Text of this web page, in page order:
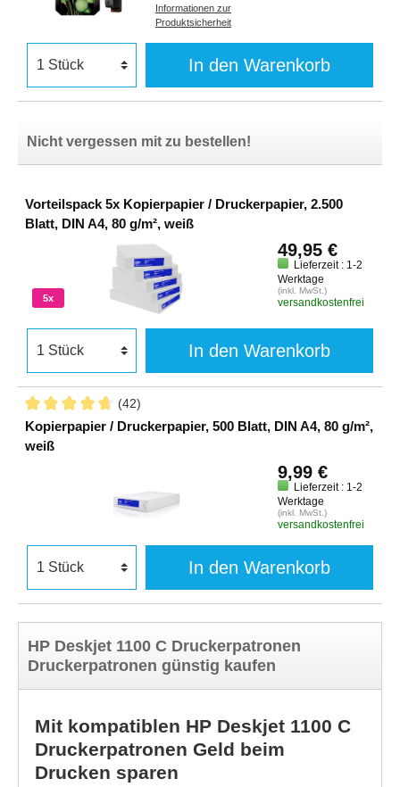
Informationen zur
Produktsicherheit
In den Warenkorb
Nicht vergessen mit zu bestellen!
Vorteilspack 5x Kopierpapier / Druckerpapier, 2.500
Blatt, DIN A4, 80 g/m², weiß
5x
49,95 €
Lieferzeit : 1-2
Werktage
(inkl. MwSt.)
versandkostenfrei
In den Warenkorb
(42)
Kopierpapier / Druckerpapier, 500 Blatt, DIN A4, 80 g/m²,
weiß
9,99 €
Lieferzeit : 1-2
Werktage
(inkl. MwSt.)
versandkostenfrei
In den Warenkorb
HP Deskjet 1100 C Druckerpatronen
Druckerpatronen günstig kaufen
Mit kompatiblen HP Deskjet 1100 C
Druckerpatronen Geld beim
Drucken sparen